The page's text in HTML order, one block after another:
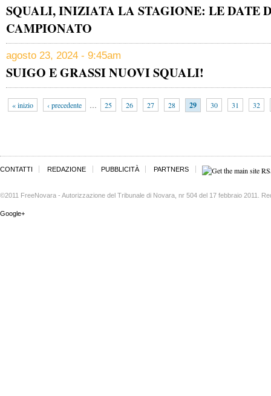
SQUALI, INIZIATA LA STAGIONE: LE DATE
CAMPIONATO
agosto 23, 2024 - 9:45am
SUIGO E GRASSI NUOVI SQUALI!
« inizio ‹ precedente … 25 26 27 28 29 30 31 32
CONTATTI REDAZIONE PUBBLICITÀ PARTNERS
©2011 FreeNovara - Autorizzazione del Tribunale di Novara, nr 504 del 17 febbraio 2011.
Google+